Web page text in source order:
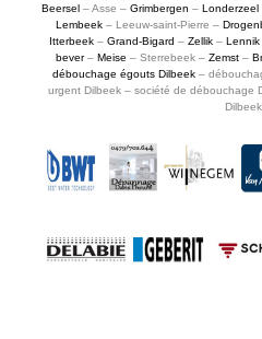
Beersel – Asse – Grimbergen – Londerzeel
Lembeek – Leeuw-saint-Pierre –
Itterbeek – Grand-Bigard – Zellik – Lennik
bever– Meise – Sterrebeek – Zemst–
débouchage égouts Dilbeek–
urgent Dilbeek – société de débouchage
Dilbeek.